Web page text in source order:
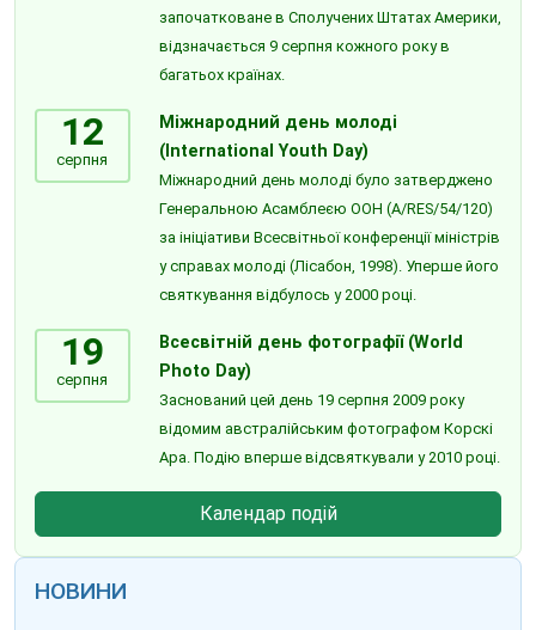
започатковане в Сполучених Штатах Америки,
відзначається 9 серпня кожного року в
багатьох країнах.
12
серпня
Міжнародний день молоді
(International Youth Day)
Міжнародний день молоді було затверджено
Генеральною Асамблеєю ООН (A/RES/54/120)
за ініціативи Всесвітньої конференції міністрів
у справах молоді (Лісабон, 1998). Уперше його
святкування відбулось у 2000 році.
19
серпня
Всесвітній день фотографії (World
Photo Day)
Заснований цей день 19 серпня 2009 року
відомим австралійським фотографом Корскі
Ара. Подію вперше відсвяткували у 2010 році.
Календар подій
НОВИНИ